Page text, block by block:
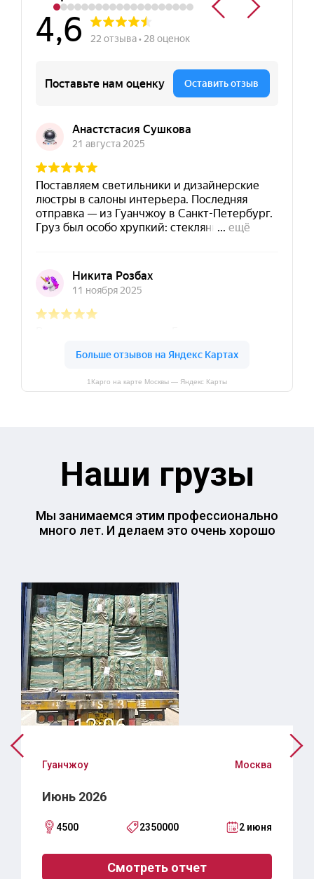
1Карго на карте Москвы — Яндекс Карты
Наши грузы
Мы занимаемся этим профессионально
много лет. И делаем это очень хорошо
Гуанчжоу Москва
Июнь 2026
4500 2350000 2 июня
Смотреть отчет